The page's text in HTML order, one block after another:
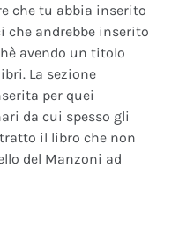
che tu abbia inserito
che andrebbe inserito
avendo un titolo
La sezione
per quei
da cui spesso gli
il libro che non
del Manzoni ad